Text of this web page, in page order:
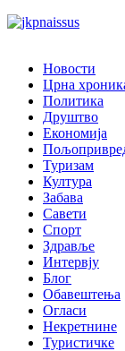
Новости
Црна
Политика
Друштво
Економија
Туризам
Култура
Забава
Савети
Спорт
Здравље
Интервју
Блог
Обавештења
Огласи
Некретнине
Туристичке